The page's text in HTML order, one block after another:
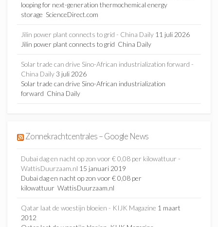
looping for next-generation thermochemical energy
storage ScienceDirect.com
Jilin power plant connects to grid - China Daily 11 juli 2026
Jilin power plant connects to grid China Daily
Solar trade can drive Sino-African industrialization forward -
China Daily3 juli 2026
Solar trade can drive Sino-African industrialization
forward China Daily
Zonnekrachtcentrales – Google News
Dubai dag en nacht op zon voor € 0,08 per kilowattuur -
WattisDuurzaam.nl 15 januari 2019
Dubai dag en nacht op zon voor € 0,08 per
kilowattuur WattisDuurzaam.nl
Qatar laat de woestijn bloeien - KIJK Magazine 1 maart
2012